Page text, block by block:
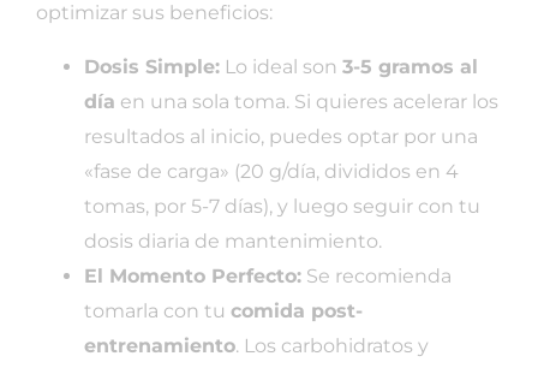
optimizar sus beneficios:
Dosis Simple: Lo ideal son 3-5 gramos al
día en una sola toma. Si quieres acelerar los
resultados al inicio, puedes optar por una
«fase de carga» (20 g/día, divididos en 4
tomas, por 5-7 días), y luego seguir con tu
dosis diaria de mantenimiento.
El Momento Perfecto: Se recomienda
tomarla con tu comida post-
entrenamiento. Los carbohidratos y